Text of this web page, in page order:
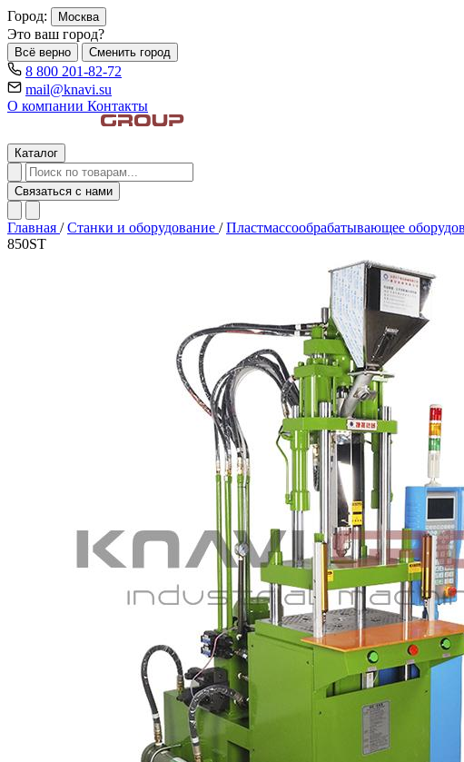
Город: Москва
Это ваш город?
Всё верно Сменить город
8 800 201-82-72
mail@knavi.su
О компании Контакты
Каталог
Связаться с нами
Главная / Станки и оборудование / Пластмассообрабатывающее
850ST